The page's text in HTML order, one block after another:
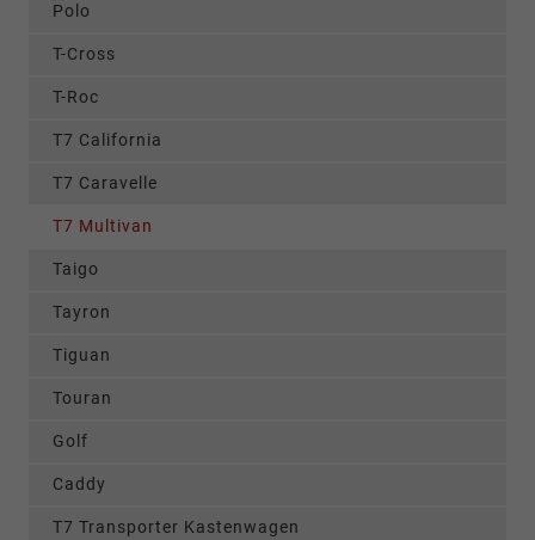
Polo
T-Cross
T-Roc
T7 California
T7 Caravelle
T7 Multivan
Taigo
Tayron
Tiguan
Touran
Golf
Caddy
T7 Transporter Kastenwagen